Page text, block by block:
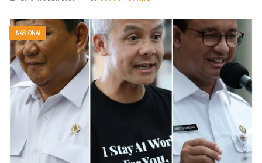
NASIONAL